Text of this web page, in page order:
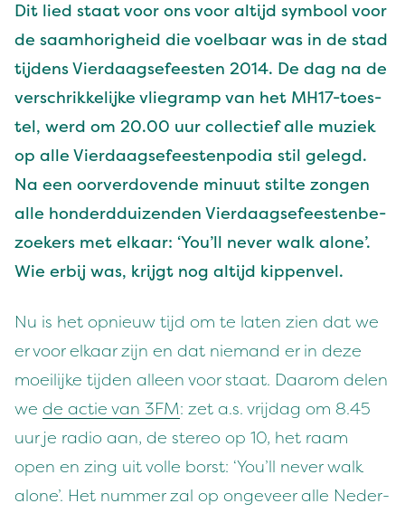
Dit lied staat voor ons voor alti­jd sym­bool voor
de saamhorigheid die voel­baar was in de stad
tij­dens Vier­daagse­feesten 2014. De dag na de
ver­schrikke­lijke vliegramp van het MH17-toes­
tel, werd om 20.00 uur col­lec­tief alle muziek
op alle Vier­daagse­feesten­po­dia stil gelegd.
Na een oorver­dovende min­u­ut stilte zon­gen
alle hon­derd­duizen­den Vier­daagse­feesten­be­
zoek­ers met elka­ar: ‘You’ll nev­er walk alone’.
Wie erbij was, kri­jgt nog alti­jd kippenvel.
Nu is het opnieuw tijd om te lat­en zien dat we
er voor elka­ar zijn en dat nie­mand er in deze
moeil­ijke tij­den alleen voor staat. Daarom delen
we de actie van 3FM: zet a.s. vri­jdag om 8.45
uur je radio aan, de stereo op 10, het raam
open en zing uit volle borst: ‘You’ll nev­er walk
alone’. Het num­mer zal op ongeveer alle Ned­er­